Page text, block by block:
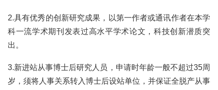
2.具有优秀的创新研究成果，以第一作者或通讯作者在本学
科一流学术期刊发表过高水平学术论文，科技创新潜质突
出。
3.新进站从事博士后研究人员，申请时年龄一般不超过35周
岁，须将人事关系转入博士后设站单位，并保证全脱产从事